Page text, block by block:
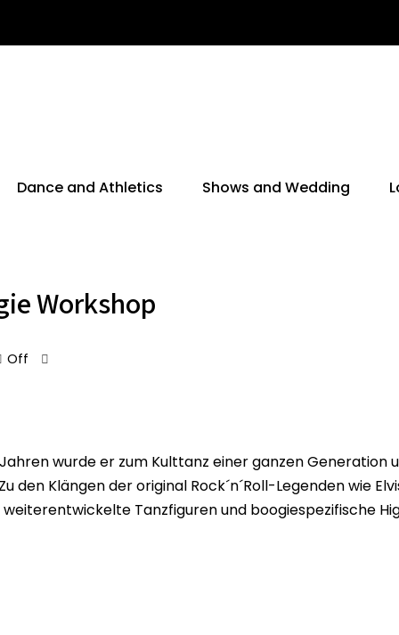
Dance and Athletics Shows and Wedding
Workshop
Off
wurde er zum Kulttanz einer ganzen Generation
den Klängen der original Rock´n´Roll-Legenden wie
Tanzfiguren und boogiespezifische